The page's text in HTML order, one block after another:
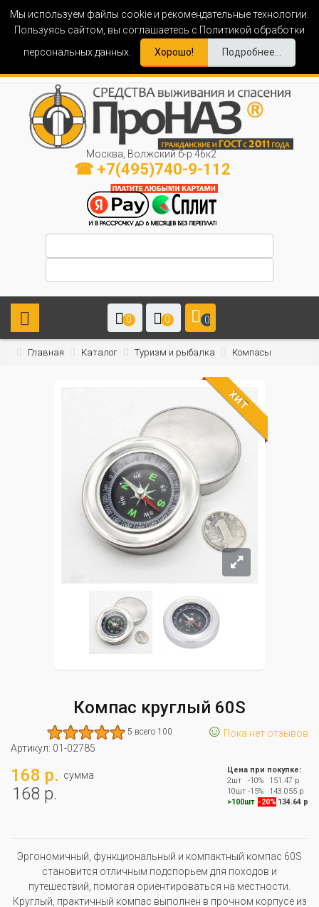
Мы используем файлы cookie и рекомендательные технологии.
Пользуясь сайтом, вы соглашаетесь с Политикой обработки
персональных данных.
Хорошо! Подробнее...
Москва, Волжский б-р 46к2
☎ +7(495)740-9-112
0 0 0
Главная Каталог Туризм и рыбалка Компасы
ХИТ
Компас круглый 60S
5 всего 100 ☺ Пока нет отзывов
Артикул: 01-02785
168 р. сумма
168 р.
Цена при покупке:
2шт
-10%
151.47 р
10шт -15%
143.055 р
>100шт -20% 134.64 р
Эргономичный, функциональный и компактный компас 60S
становится отличным подспорьем для походов и
путешествий, помогая ориентироваться на местности.
Круглый, практичный компас выполнен в прочном корпусе из